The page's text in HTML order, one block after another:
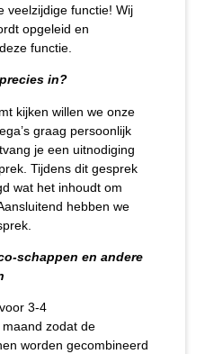
veelzijdige functie! Wij
opgeleid en
functie.
in?
kijken willen we onze
graag persoonlijk
je een uitnodiging
Tijdens dit gesprek
wat het inhoudt om
hebben we
schappen en andere
3-4
zodat de
worden gecombineerd